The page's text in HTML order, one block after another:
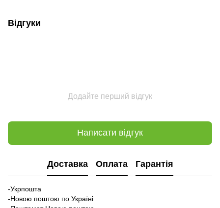
Відгуки
Додайте перший відгук
Написати відгук
Доставка Оплата Гарантія
-Укрпошта
-Новою поштою по Україні